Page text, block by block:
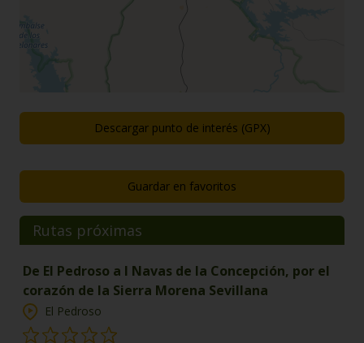
Descargar punto de interés (GPX)
Guardar en favoritos
Rutas próximas
De El Pedroso a l Navas de la Concepción, por el
corazón de la Sierra Morena Sevillana
El Pedroso